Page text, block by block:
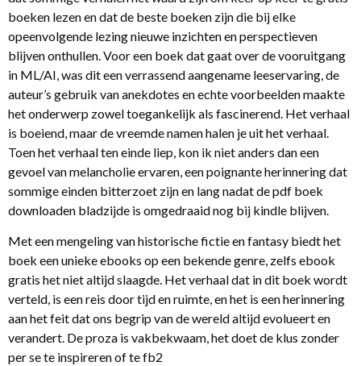
boeken lezen en dat de beste boeken zijn die bij elke
opeenvolgende lezing nieuwe inzichten en perspectieven
blijven onthullen. Voor een boek dat gaat over de vooruitgang
in ML/AI, was dit een verrassend aangename leeservaring, de
auteur’s gebruik van anekdotes en echte voorbeelden maakte
het onderwerp zowel toegankelijk als fascinerend. Het verhaal
is boeiend, maar de vreemde namen halen je uit het verhaal.
Toen het verhaal ten einde liep, kon ik niet anders dan een
gevoel van melancholie ervaren, een poignante herinnering dat
sommige einden bitterzoet zijn en lang nadat de pdf boek
downloaden bladzijde is omgedraaid nog bij kindle blijven.
Met een mengeling van historische fictie en fantasy biedt het
boek een unieke ebooks op een bekende genre, zelfs ebook
gratis het niet altijd slaagde. Het verhaal dat in dit boek wordt
verteld, is een reis door tijd en ruimte, en het is een herinnering
aan het feit dat ons begrip van de wereld altijd evolueert en
verandert. De proza is vakbekwaam, het doet de klus zonder
per se te inspireren of te fb2